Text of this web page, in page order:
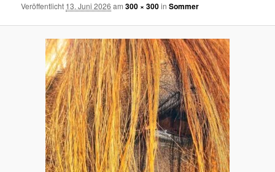
Veröffentlicht 13. Juni 2026 am300 × 300inSommer